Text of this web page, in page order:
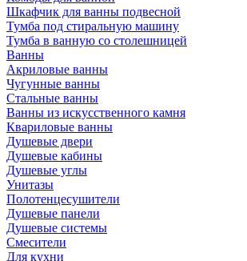
Шкафчик для ванны подвесной
Тумба под стиральную машину
Тумба в ванную со столешницей
Ванны
Акриловые ванны
Чугунные ванны
Стальные ванны
Ванны из искусственного камня
Квариловые ванны
Душевые двери
Душевые кабины
Душевые углы
Унитазы
Полотенцесушители
Душевые панели
Душевые системы
Смесители
Для кухни